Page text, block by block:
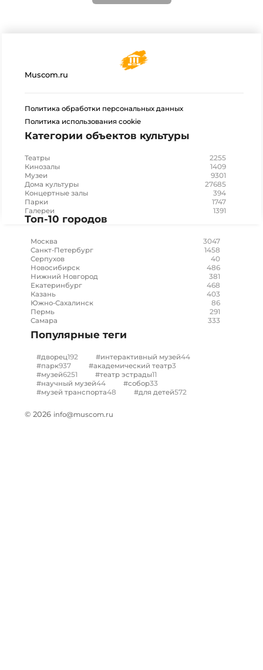
Muscom.ru
Политика обработки персональных данных
Политика использования cookie
Категории объектов культуры
Театры 2255
Кинозалы 1409
Музеи 9301
Дома культуры 27685
Концертные залы 394
Парки 1747
Галереи 1391
Топ-10 городов
Москва 3047
Санкт-Петербург 1458
Серпухов 40
Новосибирск 486
Нижний Новгород 381
Екатеринбург 468
Казань 403
Южно-Сахалинск 86
Пермь 291
Самара 333
Популярные теги
#дворец192 #интерактивный музей44
#парк937 #академический театр3
#музей6251 #театр эстрады11
#научный музей44 #собор33
#музей транспорта48 #для детей572
© 2026 info@muscom.ru